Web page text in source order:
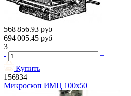
568 856.93 руб
694 005.45 руб
3
-
+
Купить
156834
Микроскоп ИМЦ 100х50